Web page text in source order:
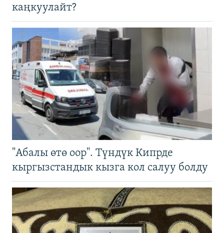
каңкуулайт?
"Абалы өтө оор". Түндүк Кипрде
кыргызстандык кызга кол салуу болду